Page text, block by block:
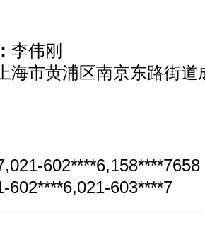
李伟刚
上海市黄浦区南京东路街
602****6,158****7658
602****6,021-603****7